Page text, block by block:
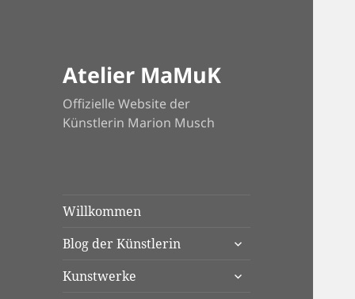
Atelier MaMuK
Offizielle Website der
Künstlerin Marion Musch
Willkommen
Blog der Künstlerin
untermenü
Kunstwerke
untermenü